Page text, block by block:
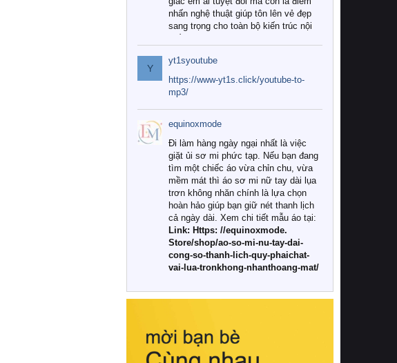
nhấn nghệ thuật giúp tôn lên vẻ đẹp
sang trọng cho toàn bộ kiến trúc nội
Tuy nhiên, giữa thị trường đa dạng
với vô vàn thương hiệu và mẫu mã
như hiện nay, làm thế nào để chọn
được những bộ chăn ga gối đệm cao
cấp thực sự chất lượng, phù hợp với
khí hậu và nhu cầu sử dụng của gia
đình? Hãy cùng chúng tôi đi tìm lời
giải đáp chi tiết qua bài viết dưới đây.
1. Tại sao các gia đình hiện đại lại ưa
chuộng chăn ga gối đệm cao cấp?
Khác với các dòng sản phẩm thông
thường, những bộ chăn ga gối đệm
cao cấp trải qua quy trình sản xuất
nghiêm ngặt từ khâu chọn lọc nguyên
liệu tự nhiên đến công nghệ dệt
nhuộm hiện đại không chứa hóa chất
này, bạn sẽ cảm nhận rõ rệt sự khác
hồi chuẩn xác của phần đệm nâng đỡ
cột sống.
Y
yt1syoutube
https://www-yt1s.click/youtube-to-
mp3/
equinoxmode
Đi làm hàng ngày ngại nhất là việc
giặt ủi sơ mi phức tạp. Nếu bạn đang
tìm một chiếc áo vừa chỉn chu, vừa
mềm mát thì áo sơ mi nữ tay dài lụa
trơn không nhăn chính là lựa chọn
hoàn hảo giúp bạn giữ nét thanh lịch
cả ngày dài. Xem chi tiết mẫu áo tại:
Link: Https: //equinoxmode.
Store/shop/ao-so-mi-nu-tay-dai-
cong-so-thanh-lich-quy-phaichat-
vai-lua-tronkhong-nhanthoang-mat/